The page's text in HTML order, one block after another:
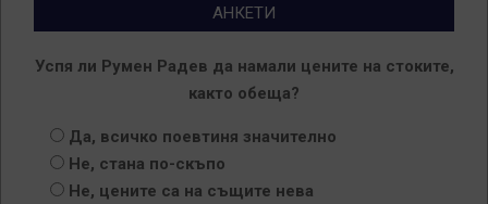
АНКЕТИ
Успя ли Румен Радев да намали цените на стоките,
както обеща?
Да, всичко поевтиня значително
Не, стана по-скъпо
Не, цените са на същите нева